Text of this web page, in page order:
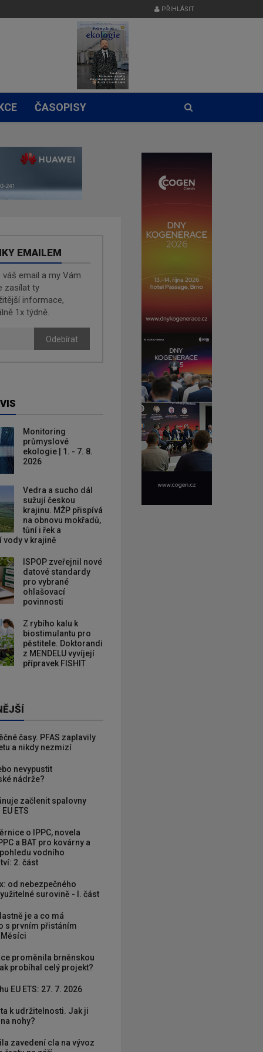
PŘIHLÁSIT
ČASOPISY
EMAILEM
váš email a my Vám
zasílat ty
informace,
1x týdně.
Odebírat
Monitoring
průmyslové
ekologie | 1. - 7. 8.
2026
Vedra a sucho dál
sužují českou
krajinu. MŽP přispívá
na obnovu mokřadů,
tůní i řek a
vody v krajině
ISPOP zveřejnil nové
datové standardy
pro vybrané
ohlašovací
povinnosti
Z rybího kalu k
biostimulantu pro
pěstitele. Doktorandi
z MENDELU vyvíjejí
přípravek FISHIT
časy. PFAS zaplavily
a nikdy nezmizí
nevypustit
nádrže?
začlenit spalovny
ETS
o IPPC, novela
a BAT pro kovárny a
vodního
2. část
od nebezpečného
surovině - I. část
je a co má
s prvním přistáním
proměnila brněnskou
probíhal celý projekt?
EU ETS: 27. 7. 2026
k udržitelnosti. Jak ji
nohy?
zavedení cla na vývoz